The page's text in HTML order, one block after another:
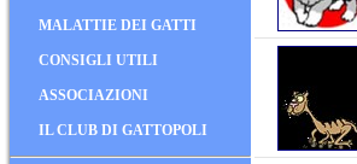
MALATTIE DEI GATTI
CONSIGLI UTILI
ASSOCIAZIONI
IL CLUB DI GATTOPOLI